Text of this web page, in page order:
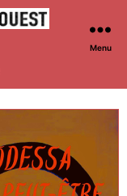
Menu